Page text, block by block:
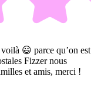
😃 parce qu’on est
Fizzer nous
et amis, merci !